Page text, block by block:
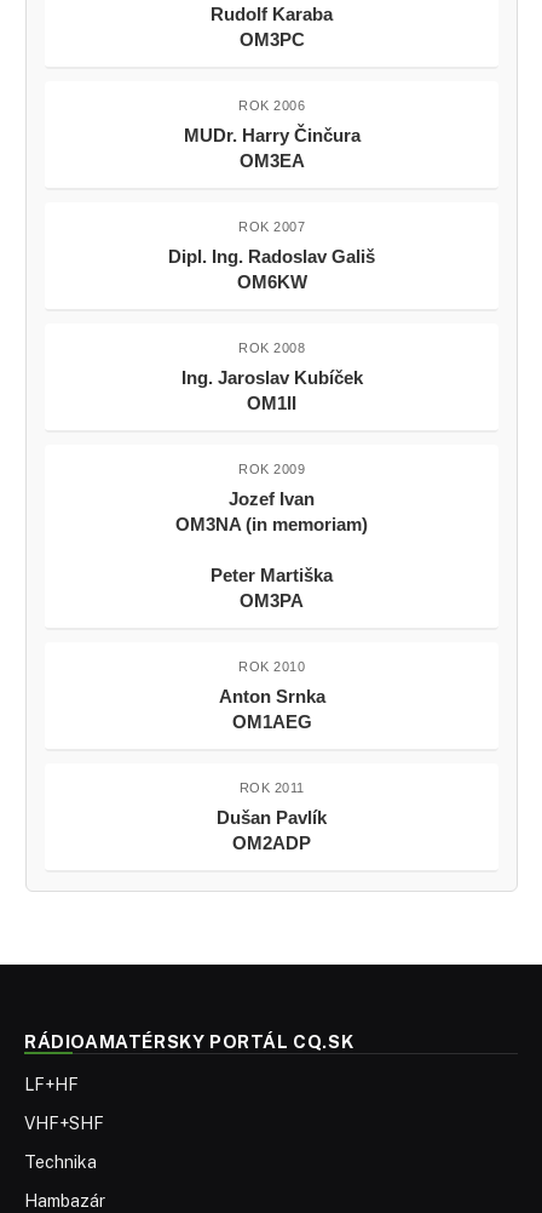
Rudolf Karaba
OM3PC
ROK 2006
MUDr. Harry Činčura
OM3EA
ROK 2007
Dipl. Ing. Radoslav Gališ
OM6KW
ROK 2008
Ing. Jaroslav Kubíček
OM1II
ROK 2009
Jozef Ivan
OM3NA (in memoriam)
Peter Martiška
OM3PA
ROK 2010
Anton Srnka
OM1AEG
ROK 2011
Dušan Pavlík
OM2ADP
RÁDIOAMATÉRSKY PORTÁL CQ.SK
LF+HF
VHF+SHF
Technika
Hambazár